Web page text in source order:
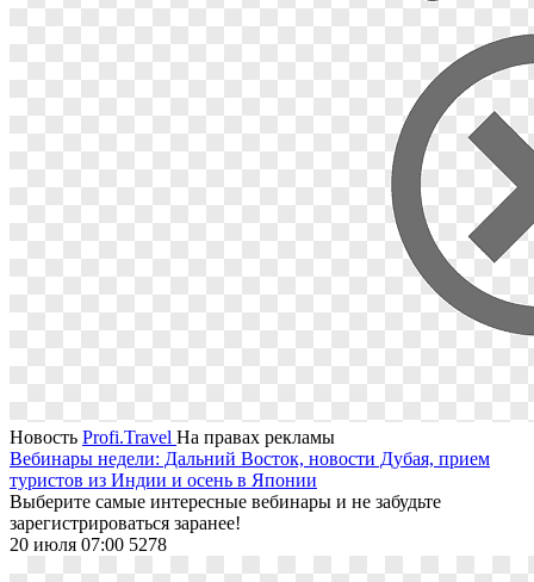
Новость Profi.Travel На правах рекламы
Вебинары недели: Дальний Восток, новости Дубая, прием
туристов из Индии и осень в Японии
Выберите самые интересные вебинары и не забудьте
зарегистрироваться заранее!
20 июля 07:00 5278